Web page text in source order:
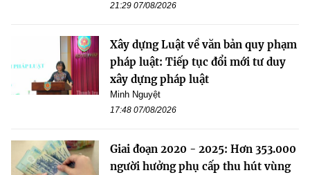
21:29 07/08/2026
Xây dựng Luật về văn bản quy phạm
pháp luật: Tiếp tục đổi mới tư duy
xây dựng pháp luật
Minh Nguyệt
17:48 07/08/2026
Giai đoạn 2020 - 2025: Hơn 353.000
người hưởng phụ cấp thu hút vùng